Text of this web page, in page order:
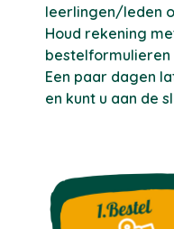
leerlingen/leden
Houd rekening
Een paar dagen
en kunt u aan de